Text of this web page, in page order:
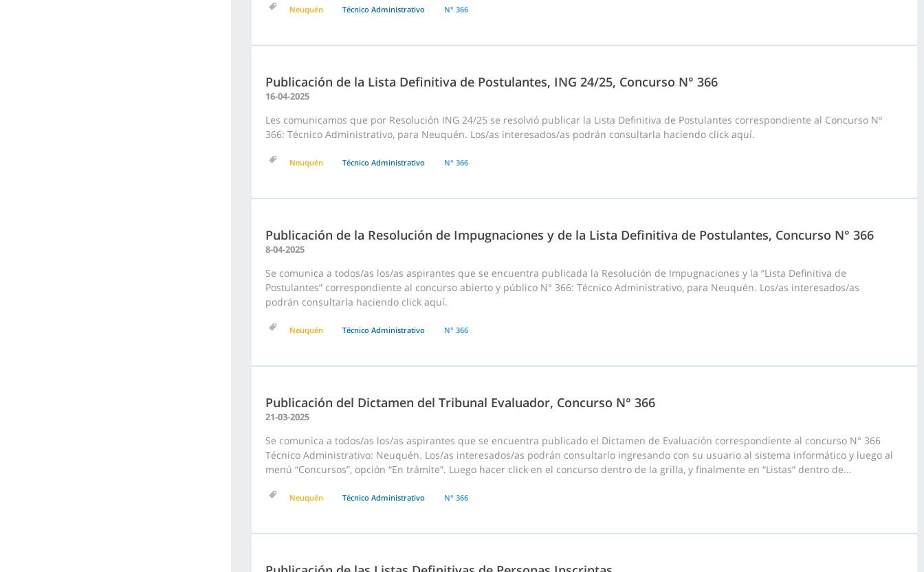
Neuquén Técnico Administrativo N° 366
Publicación de la Lista Definitiva de Postulantes, ING 24/25, Concurso N° 366
16-04-2025
Les comunicamos que por Resolución ING 24/25 se resolvió publicar la Lista Definitiva de Postulantes correspondiente al Concurso Nº
366: Técnico Administrativo, para Neuquén. Los/as interesados/as podrán consultarla haciendo click aquí.
Neuquén Técnico Administrativo N° 366
Publicación de la Resolución de Impugnaciones y de la Lista Definitiva de Postulantes, Concurso N° 366
8-04-2025
Se comunica a todos/as los/as aspirantes que se encuentra publicada la Resolución de Impugnaciones y la “Lista Definitiva de
Postulantes” correspondiente al concurso abierto y público N° 366: Técnico Administrativo, para Neuquén. Los/as interesados/as
podrán consultarla haciendo click aquí.
Neuquén Técnico Administrativo N° 366
Publicación del Dictamen del Tribunal Evaluador, Concurso N° 366
21-03-2025
Se comunica a todos/as los/as aspirantes que se encuentra publicado el Dictamen de Evaluación correspondiente al concurso N° 366
Técnico Administrativo: Neuquén. Los/as interesados/as podrán consultarlo ingresando con su usuario al sistema informático y luego al
menú “Concursos”, opción “En trámite”. Luego hacer click en el concurso dentro de la grilla, y finalmente en “Listas” dentro de...
Neuquén Técnico Administrativo N° 366